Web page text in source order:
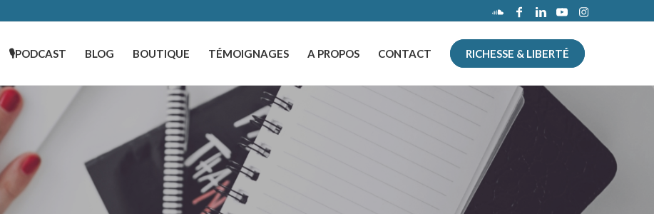
🎙️PODCAST BLOG BOUTIQUE TÉMOIGNAGES A PROPOS CONTACT RICHESSE & LIBERTÉ